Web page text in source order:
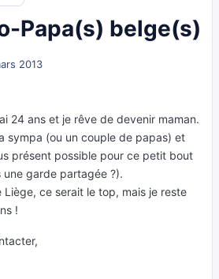
Papa(s) belge(s)
2013
24 ans et je rêve de devenir maman.
sympa (ou un couple de papas) et
présent possible pour ce petit bout
garde partagée ?).
Liège, ce serait le top, mais je reste
!